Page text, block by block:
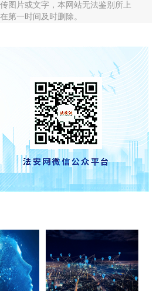
图片或文字，本网站无法鉴别所上
第一时间及时删除。